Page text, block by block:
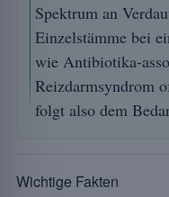
Spektrum an
Einzelstämme bei
wie Antibiotika-
Reizdarmsyndrom
folgt also dem
Wichtige Fakten